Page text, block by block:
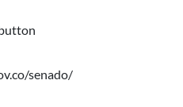
senado/